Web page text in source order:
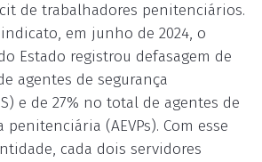
de trabalhadores penitenciários.
em junho de 2024, o
Estado registrou defasagem de
agentes de segurança
e de 27% no total de agentes de
(AEVPs). Com esse
cada dois servidores